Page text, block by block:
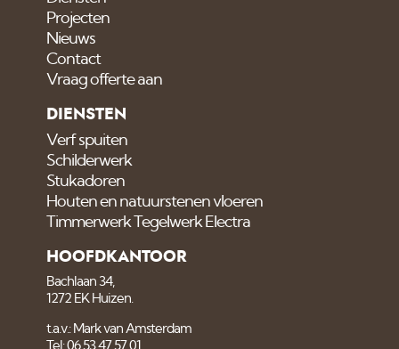
Projecten
Nieuws
Contact
Vraag offerte aan
DIENSTEN
Verf spuiten
Schilderwerk
Stukadoren
Houten en natuurstenen vloeren
Timmerwerk Tegelwerk Electra
HOOFDKANTOOR
Bachlaan 34,
1272 EK Huizen.
t.a.v.: Mark van Amsterdam
Tel: 06 53 47 57 01